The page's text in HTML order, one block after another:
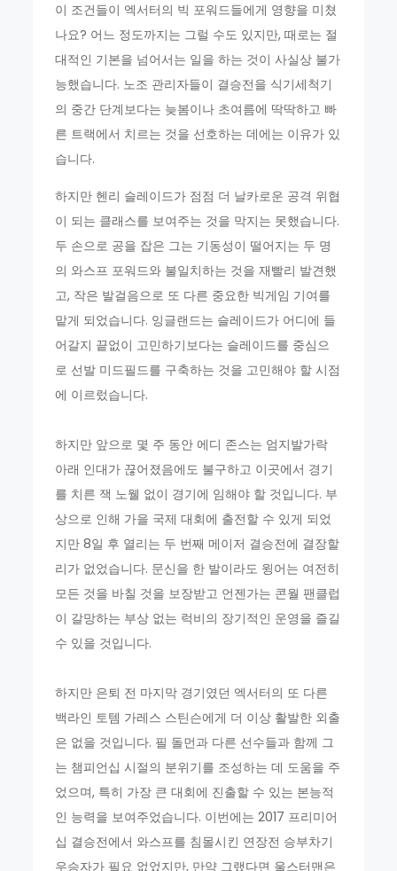
이 조건들이 엑서터의 빅 포워드들에게 영향을 미쳤
나요? 어느 정도까지는 그럴 수도 있지만, 때로는 절
대적인 기본을 넘어서는 일을 하는 것이 사실상 불가
능했습니다. 노조 관리자들이 결승전을 식기세척기
의 중간 단계보다는 늦봄이나 초여름에 딱딱하고 빠
른 트랙에서 치르는 것을 선호하는 데에는 이유가 있
습니다.
하지만 헨리 슬레이드가 점점 더 날카로운 공격 위협
이 되는 클래스를 보여주는 것을 막지는 못했습니다.
두 손으로 공을 잡은 그는 기동성이 떨어지는 두 명
의 와스프 포워드와 불일치하는 것을 재빨리 발견했
고, 작은 발걸음으로 또 다른 중요한 빅게임 기여를
맡게 되었습니다. 잉글랜드는 슬레이드가 어디에 들
어갈지 끝없이 고민하기보다는 슬레이드를 중심으
로 선발 미드필드를 구축하는 것을 고민해야 할 시점
에 이르렀습니다.
하지만 앞으로 몇 주 동안 에디 존스는 엄지발가락
아래 인대가 끊어졌음에도 불구하고 이곳에서 경기
를 치른 잭 노웰 없이 경기에 임해야 할 것입니다. 부
상으로 인해 가을 국제 대회에 출전할 수 있게 되었
지만 8일 후 열리는 두 번째 메이저 결승전에 결장할
리가 없었습니다. 문신을 한 발이라도 윙어는 여전히
모든 것을 바칠 것을 보장받고 언젠가는 콘월 팬클럽
이 갈망하는 부상 없는 럭비의 장기적인 운영을 즐길
수 있을 것입니다.
하지만 은퇴 전 마지막 경기였던 엑서터의 또 다른
백라인 토템 가레스 스틴슨에게 더 이상 활발한 외출
은 없을 것입니다. 필 돌먼과 다른 선수들과 함께 그
는 챔피언십 시절의 분위기를 조성하는 데 도움을 주
었으며, 특히 가장 큰 대회에 진출할 수 있는 본능적
인 능력을 보여주었습니다. 이번에는 2017 프리미어
십 결승전에서 와스프를 침몰시킨 연장전 승부차기
우승자가 필요 없었지만, 만약 그랬다면 울스터맨은